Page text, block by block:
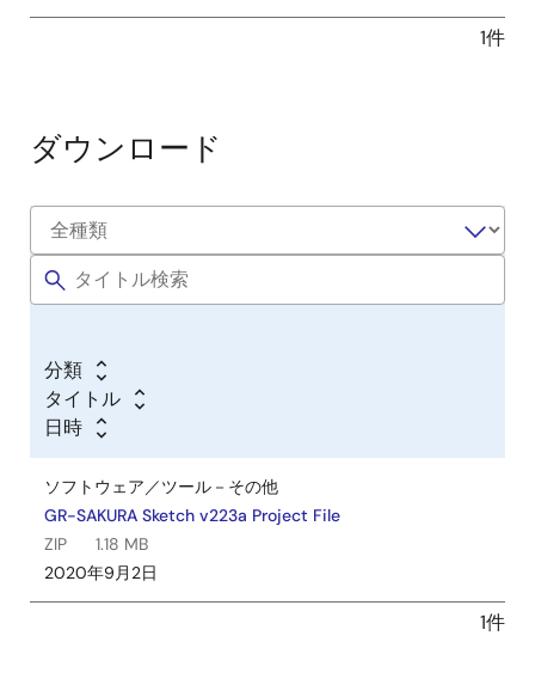
1件
ダウンロード
分類
タイトル
日時
ソフトウェア／ツール－その他
GR-SAKURA Sketch v223a Project File
ZIP
1.18 MB
2020年9月2日
1件